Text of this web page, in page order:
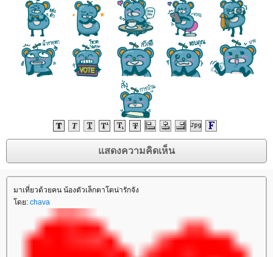
มาเที่ยวด้วยคน น้องตัวเล็กตาโตน่ารักจัง
ดย: chava